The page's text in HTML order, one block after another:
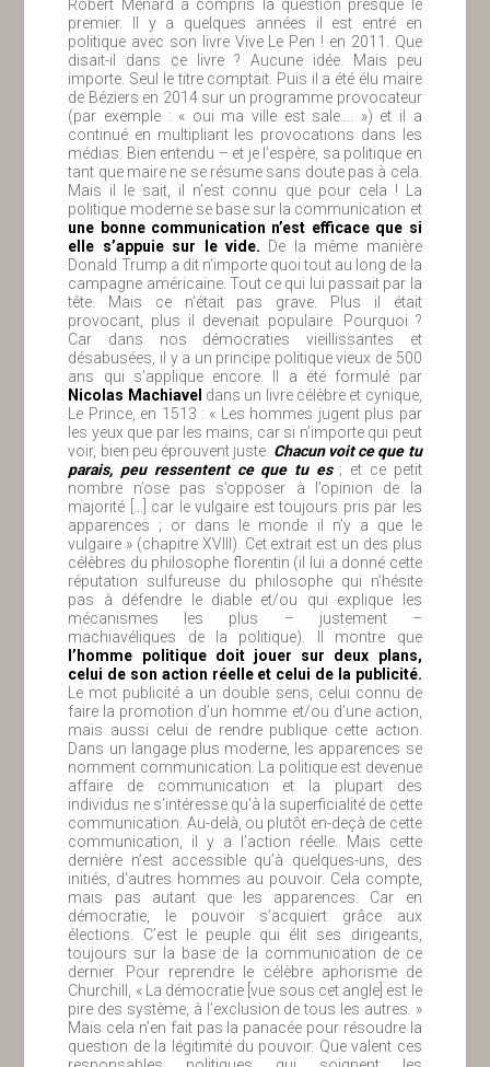
Robert Ménard a compris la question presque le
premier. Il y a quelques années il est entré en
politique avec son livre Vive Le Pen ! en 2011. Que
disait-il dans ce livre ? Aucune idée. Mais peu
importe. Seul le titre comptait. Puis il a été élu maire
de Béziers en 2014 sur un programme provocateur
(par exemple : « oui ma ville est sale…. ») et il a
continué en multipliant les provocations dans les
médias. Bien entendu – et je l’espère, sa politique en
tant que maire ne se résume sans doute pas à cela.
Mais il le sait, il n’est connu que pour cela ! La
politique moderne se base sur la communication et
une bonne communication n’est efficace que si
elle s’appuie sur le vide. De la même manière
Donald Trump a dit n’importe quoi tout au long de la
campagne américaine. Tout ce qui lui passait par la
tête. Mais ce n’était pas grave. Plus il était
provocant, plus il devenait populaire. Pourquoi ?
Car dans nos démocraties vieillissantes et
désabusées, il y a un principe politique vieux de 500
ans qui s’applique encore. Il a été formulé par
Nicolas Machiavel dans un livre célèbre et cynique,
Le Prince, en 1513 : « Les hommes jugent plus par
les yeux que par les mains, car si n’importe qui peut
voir, bien peu éprouvent juste. Chacun voit ce que tu
parais, peu ressentent ce que tu es; et ce petit
nombre n’ose pas s’opposer à l’opinion de la
majorité […] car le vulgaire est toujours pris par les
apparences ; or dans le monde il n’y a que le
vulgaire » (chapitre XVIII). Cet extrait est un des plus
célèbres du philosophe florentin (il lui a donné cette
réputation sulfureuse du philosophe qui n’hésite
pas à défendre le diable et/ou qui explique les
mécanismes les plus – justement –
machiavéliques de la politique). Il montre que
l’homme politique doit jouer sur deux plans,
celui de son action réelle et celui de la publicité.
Le mot publicité a un double sens, celui connu de
faire la promotion d’un homme et/ou d’une action,
mais aussi celui de rendre publique cette action.
Dans un langage plus moderne, les apparences se
nomment communication. La politique est devenue
affaire de communication et la plupart des
individus ne s’intéresse qu’à la superficialité de cette
communication. Au-delà, ou plutôt en-deçà de cette
communication, il y a l’action réelle. Mais cette
dernière n’est accessible qu’à quelques-uns, des
initiés, d’autres hommes au pouvoir. Cela compte,
mais pas autant que les apparences. Car en
démocratie, le pouvoir s’acquiert grâce aux
élections. C’est le peuple qui élit ses dirigeants,
toujours sur la base de la communication de ce
dernier. Pour reprendre le célèbre aphorisme de
Churchill, « La démocratie [vue sous cet angle] est le
pire des système, à l’exclusion de tous les autres. »
Mais cela n’en fait pas la panacée pour résoudre la
question de la légitimité du pouvoir. Que valent ces